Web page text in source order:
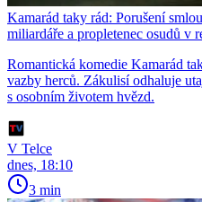
Kamarád taky rád: Porušení
miliardáře a propletenec osudů v
Romantická komedie Kamarád
vazby herců. Zákulisí odhaluje
s osobním životem hvězd.
V Telce
dnes, 18:10
3 min